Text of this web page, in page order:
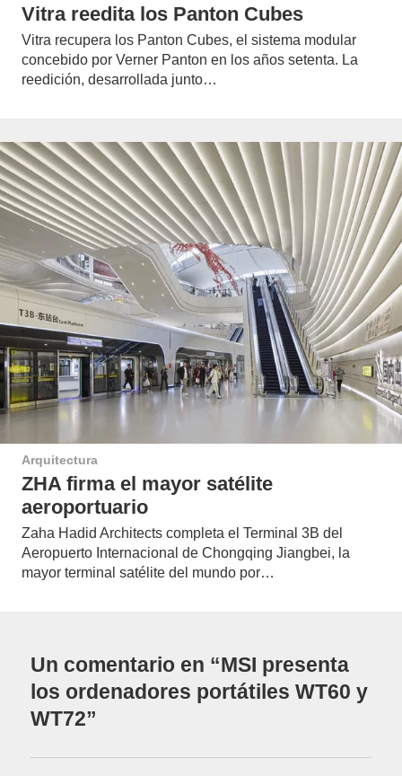
Vitra reedita los Panton Cubes
Vitra recupera los Panton Cubes, el sistema modular
concebido por Verner Panton en los años setenta. La
reedición, desarrollada junto…
Arquitectura
ZHA firma el mayor satélite
aeroportuario
Zaha Hadid Architects completa el Terminal 3B del
Aeropuerto Internacional de Chongqing Jiangbei, la
mayor terminal satélite del mundo por…
Un comentario en “MSI presenta
los ordenadores portátiles WT60 y
WT72”